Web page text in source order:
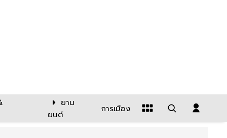
ยาน
ยนต์
การเมือง